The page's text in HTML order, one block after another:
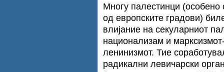
Многу палестинци (особено
од европските градови)
влијание на секуларниот
национализам и
ленинизмот. Тие
радикални левичарски